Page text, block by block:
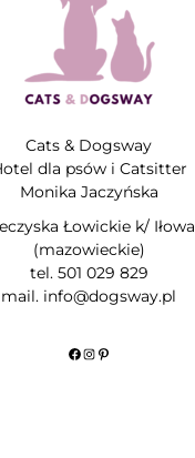
Cats & Dogsway
dla psów i Catsitter
Monika Jaczyńska
Łowickie k/ Iłowa
(mazowieckie)
tel. 501 029 829
mail. info@dogsway.pl
Facebook
Instagram
Pinterest